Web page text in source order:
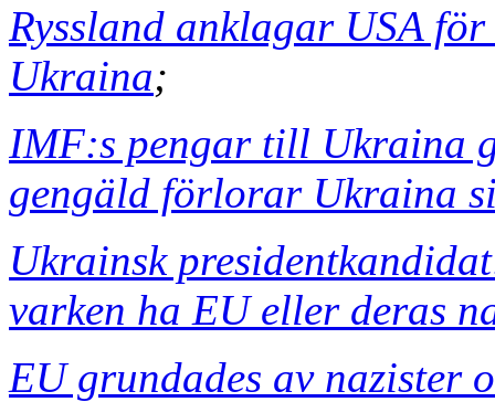
Ryssland anklagar USA
Ukraina;
IMF:s pengar till Ukraina
gengäld förlorar Ukraina
Ukrainsk
varken ha EU eller deras
EU grundades av nazister